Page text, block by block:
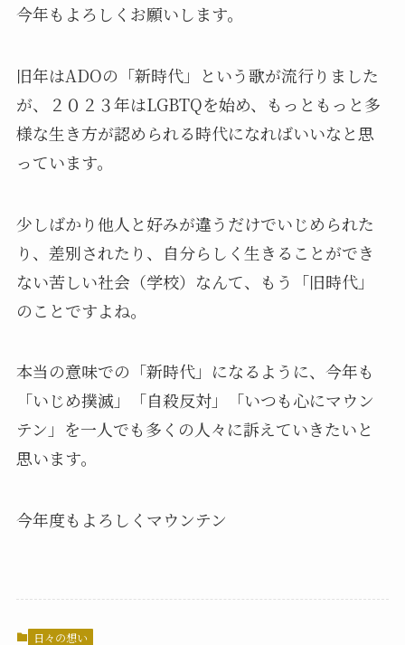
今年もよろしくお願いします。
旧年はADOの「新時代」という歌が流行りました
が、２０２３年はLGBTQを始め、もっともっと多
様な生き方が認められる時代になればいいなと思
っています。
少しばかり他人と好みが違うだけでいじめられた
り、差別されたり、自分らしく生きることができ
ない苦しい社会（学校）なんて、もう「旧時代」
のことですよね。
本当の意味での「新時代」になるように、今年も
「いじめ撲滅」「自殺反対」「いつも心にマウン
テン」を一人でも多くの人々に訴えていきたいと
思います。
今年度もよろしくマウンテン
日々の想い